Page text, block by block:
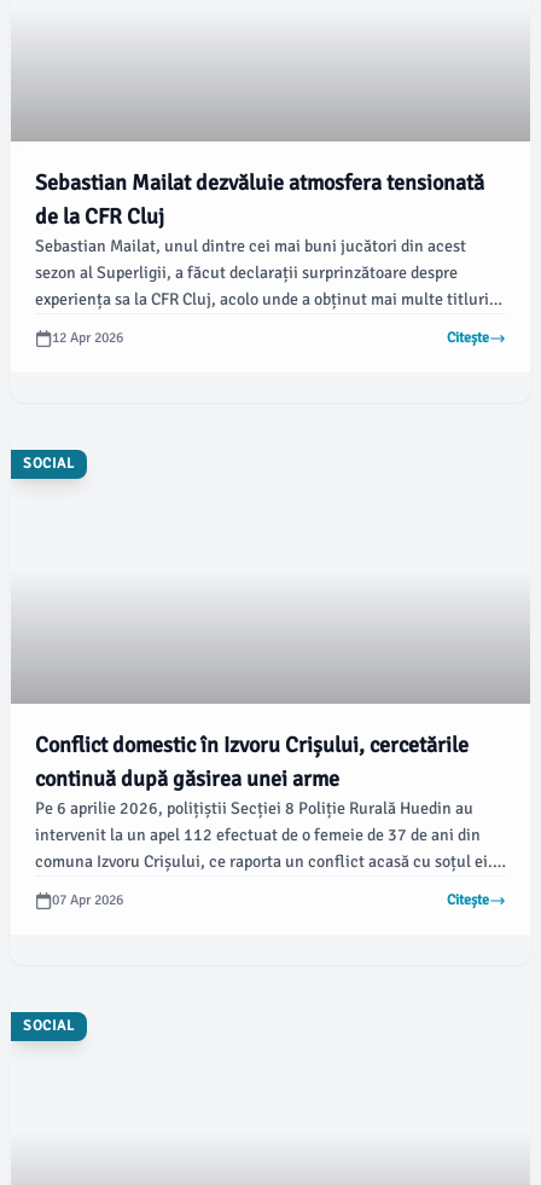
Sebastian Mailat dezvăluie atmosfera tensionată
de la CFR Cluj
Sebastian Mailat, unul dintre cei mai buni jucători din acest
sezon al Superligii, a făcut declarații surprinzătoare despre
experiența sa la CFR Cluj, acolo unde a obținut mai multe titluri,
dar a trăit și momente tensionate. Potrivit GSP.ro, fotbalistul a
descris presiunea și atmosfera din vestiarul clubului, unde se
12 Apr 2026 Citește
SOCIAL
Conflict domestic în Izvoru Crișului, cercetările
continuă după găsirea unei arme
Pe 6 aprilie 2026, polițiștii Secției 8 Poliție Rurală Huedin au
intervenit la un apel 112 efectuat de o femeie de 37 de ani din
comuna Izvoru Crișului, ce raporta un conflict acasă cu soțul ei.
După sosirea la fața locului, agenții au constatat că nu au existat
infracțiuni, dar au luat măsuri de precauție, conform
07 Apr 2026 Citește
SOCIAL